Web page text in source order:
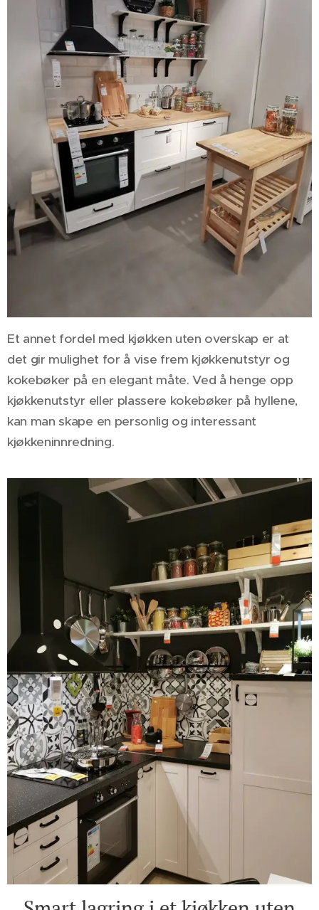
Et annet fordel med kjøkken uten overskap er at
det gir mulighet for å vise frem kjøkkenutstyr og
kokebøker på en elegant måte. Ved å henge opp
kjøkkenutstyr eller plassere kokebøker på hyllene,
kan man skape en personlig og interessant
kjøkkeninnredning.